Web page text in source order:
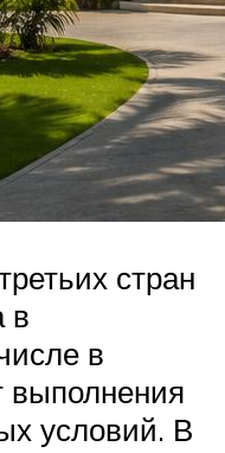
стран
в
в
выполнения
условий. В